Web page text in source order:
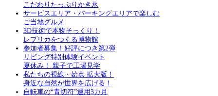
こだわりたっぷりかき氷
サービスエリア・パーキングエリアで楽しむ
ご当地グルメ
3D技術で本物そっくり！
レプリカをつくる博物館
参加者募集！好評につき第2弾
リビング特別体験イベント
夏休み！ 親子で工場見学
私たちの視線・始点 拡大版！
身近な自然が世界を広げる！
自転車の“青切符”運用3カ月